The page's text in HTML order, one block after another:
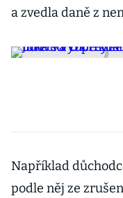
a zvedla daně z
Například
podle něj ze